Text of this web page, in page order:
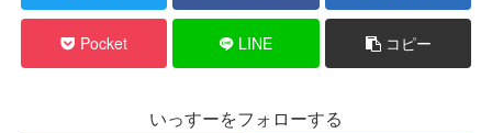
Pocket LINE コピー
いっすーをフォローする